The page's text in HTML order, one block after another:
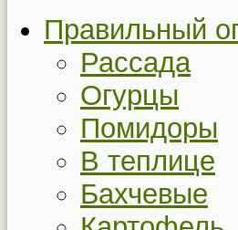
Правильный
Рассада
Огурцы
Помидоры
В теплице
Бахчевые